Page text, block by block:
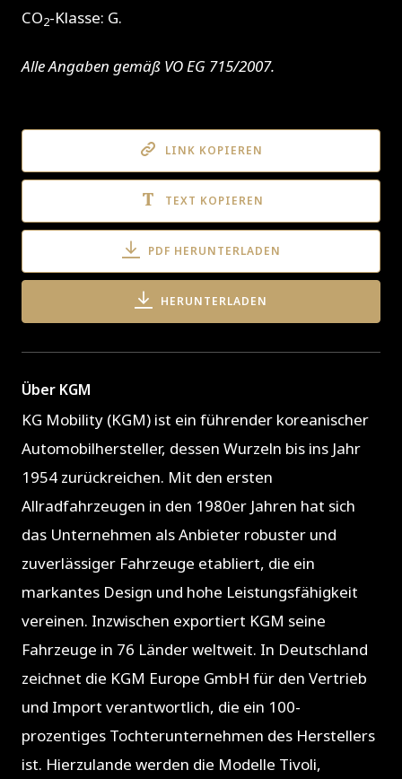
CO2-Klasse: G.
Alle Angaben gemäß VO EG 715/2007.
LINK KOPIEREN
TEXT KOPIEREN
PDF HERUNTERLADEN
HERUNTERLADEN
Über KGM
KG Mobility (KGM) ist ein führender koreanischer
Automobilhersteller, dessen Wurzeln bis ins Jahr
1954 zurückreichen. Mit den ersten
Allradfahrzeugen in den 1980er Jahren hat sich
das Unternehmen als Anbieter robuster und
zuverlässiger Fahrzeuge etabliert, die ein
markantes Design und hohe Leistungsfähigkeit
vereinen. Inzwischen exportiert KGM seine
Fahrzeuge in 76 Länder weltweit. In Deutschland
zeichnet die KGM Europe GmbH für den Vertrieb
und Import verantwortlich, die ein 100-
prozentiges Tochterunternehmen des Herstellers
ist. Hierzulande werden die Modelle Tivoli,